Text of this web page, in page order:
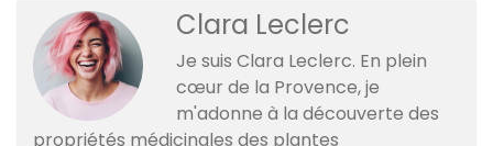
Clara Leclerc
Je suis Clara Leclerc. En plein
cœur de la Provence, je
m'adonne à la découverte des
propriétés médicinales des plantes